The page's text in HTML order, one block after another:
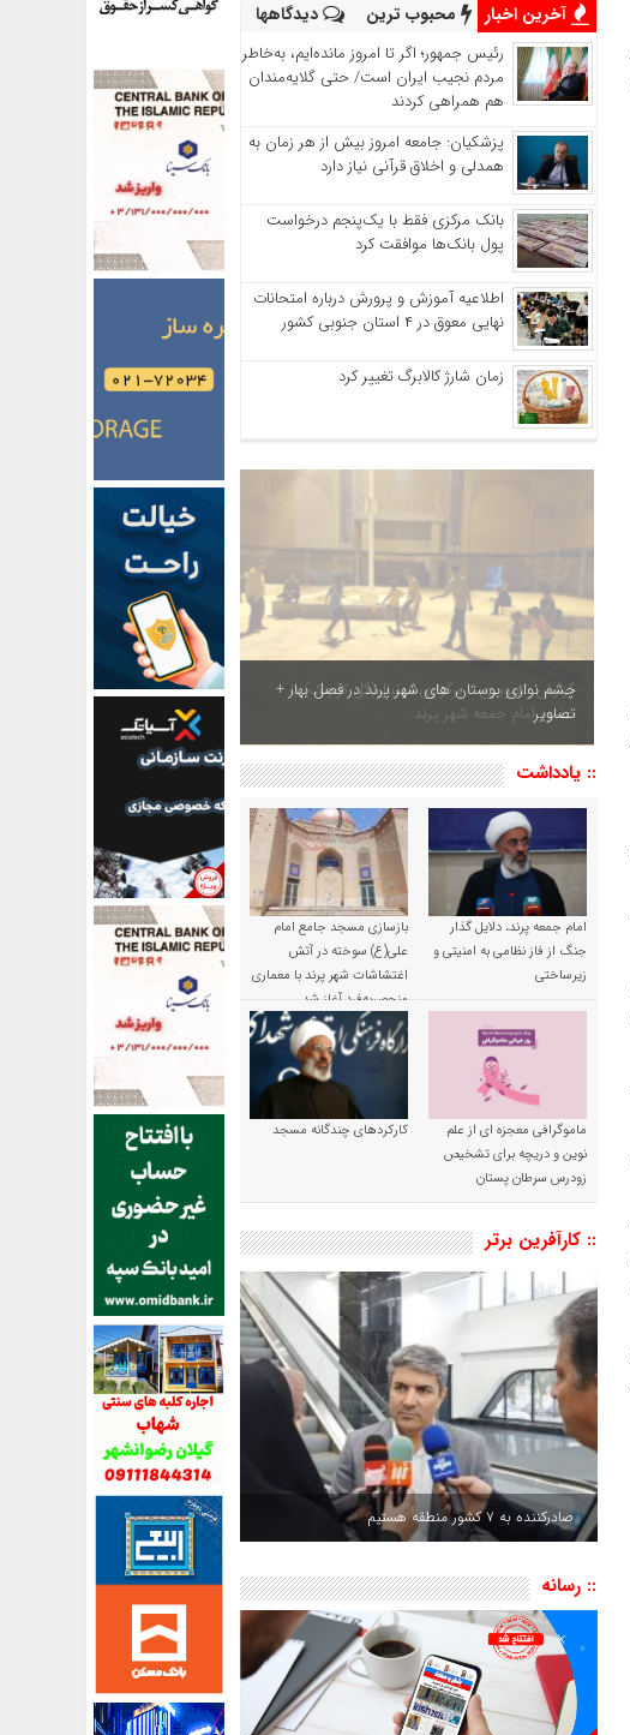
آخرین اخبار محبوب ترین دیدگاهها
رئیس‌ جمهور؛ اگر تا امروز مانده‌ایم، به‌خاطر
مردم نجیب ایران است/ حتی گلایه‌مندان
هم همراهی کردند
پزشکیان: جامعه امروز بیش از هر زمان به
همدلی و اخلاق قرآنی نیاز دارد
بانک مرکزی فقط با یک‌‎پنجم درخواست
پول بانک‌ها موافقت کرد
اطلاعیه آموزش و پرورش درباره امتحانات
نهایی معوق در ۴ استان جنوبی کشور
زمان شارژ کالابرگ تغییر کرد
چشم نوازی بوستان های شهر پرند در فصل بهار +
تصاویر
:: یادداشت
امام جمعه پرند، دلایل گذار
جنگ از فاز نظامی به امنیتی و
زیرساختی
بازسازی مسجد جامع امام
علی(ع) سوخته در آتش
اغتشاشات شهر پرند با معماری
منحصربه‌فرد آغاز شد
ماموگرافی معجزه ای از علم
نوین و دریچه برای تشخیص
زودرس سرطان پستان
کارکردهای چندگانه مسجد
:: کارآفرین برتر
صادرکننده به ۷ کشور منطقه هستیم
:: رسانه